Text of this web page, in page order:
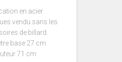
en acier.
vendu sans les
de billard.
base 27 cm
71 cm